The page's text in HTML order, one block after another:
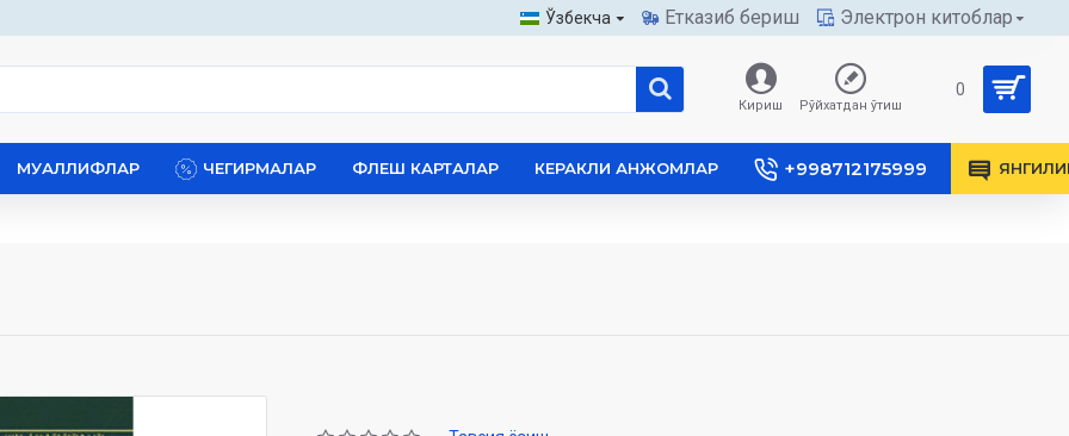
Ўзбекча Етказиб бериш Электрон китоблар
Кириш Рўйхатдан ўтиш
0
МУАЛЛИФЛАР ЧЕГИРМАЛАР ФЛЕШ КАРТАЛАР КЕРАКЛИ АНЖОМЛАР +998712175999